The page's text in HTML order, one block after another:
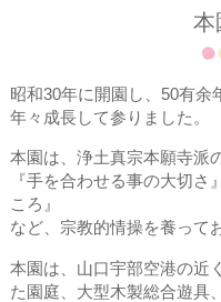
本
昭和30年に開園し、50有余
年々成長して参りました。
本園は、浄土真宗本願寺派
『手を合わせる事の大切さ
ころ』
など、宗教的情操を養って
本園は、山口宇部空港の近
た園庭、大型木製総合遊具